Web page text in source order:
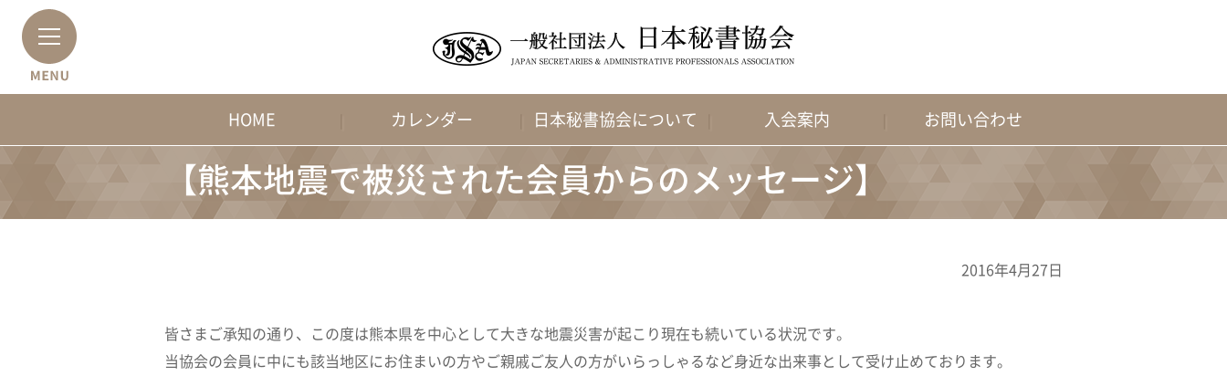
HOME カレンダー 日本秘書協会について 入会案内 お問い合わせ
【熊本地震で被災された会員からのメッセージ】
2016年4月27日
皆さまご承知の通り、この度は熊本県を中心として大きな地震災害が起こり現在も続いている状況です。
当協会の会員に中にも該当地区にお住まいの方やご親戚ご友人の方がいらっしゃるなど身近な出来事として受け止めております。